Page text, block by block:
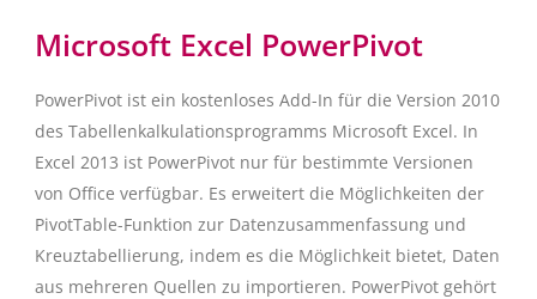
Microsoft Excel PowerPivot
PowerPivot ist ein kostenloses Add-In für die Version 2010
des Tabellenkalkulationsprogramms Microsoft Excel. In
Excel 2013 ist PowerPivot nur für bestimmte Versionen
von Office verfügbar. Es erweitert die Möglichkeiten der
PivotTable-Funktion zur Datenzusammenfassung und
Kreuztabellierung, indem es die Möglichkeit bietet, Daten
aus mehreren Quellen zu importieren. PowerPivot gehört